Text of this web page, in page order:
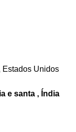
Estados Unidos
e santa , Índia